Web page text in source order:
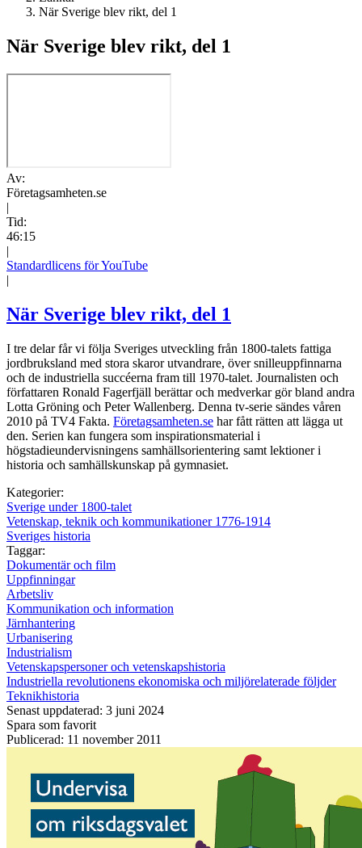
När Sverige blev rikt, del 1
När Sverige blev rikt, del 1
Av:
Företagsamheten.se
|
Tid:
46:15
|
Standardlicens för YouTube
|
När Sverige blev rikt, del 1
I tre delar får vi följa Sveriges utveckling från 1800-talets fattiga
jordbruksland med stora skaror utvandrare, över snilleuppfinnarna
och de industriella succéerna fram till 1970-talet. Journalisten och
författaren Ronald Fagerfjäll berättar och medverkar gör bland andra
Lotta Gröning och Peter Wallenberg. Denna tv-serie sändes våren
2010 på TV4 Fakta. Företagsamheten.se har fått rätten att lägga ut
den. Serien kan fungera som inspirationsmaterial i
högstadieundervisningens samhällsorientering samt lektioner i
historia och samhällskunskap på gymnasiet.
Kategorier:
Sverige under 1800-talet
Vetenskap, teknik och kommunikationer 1776-1914
Sveriges historia
Taggar:
Dokumentär och film
Uppfinningar
Arbetsliv
Kommunikation och information
Järnhantering
Urbanisering
Industrialism
Vetenskapspersoner och vetenskapshistoria
Industriella revolutionens ekonomiska och miljörelaterade följder
Teknikhistoria
Senast uppdaterad: 3 juni 2024
Spara som favorit
Publicerad: 11 november 2011